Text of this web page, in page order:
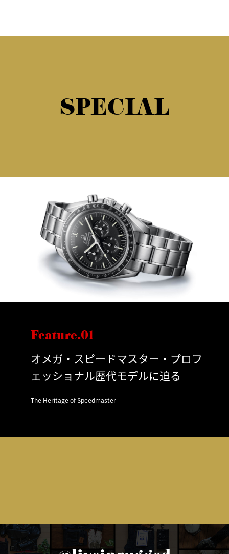
SPECIAL
Feature.01
オメガ・スピードマスター・プロフ
ェッショナル歴代モデルに迫る
The Heritage of Speedmaster